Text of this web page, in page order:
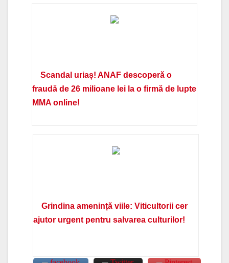
Scandal uriaș! ANAF descoperă o
fraudă de 26 milioane lei la o firmă de lupte
MMA online!
Grindina amenință viile: Viticultorii cer
ajutor urgent pentru salvarea culturilor!